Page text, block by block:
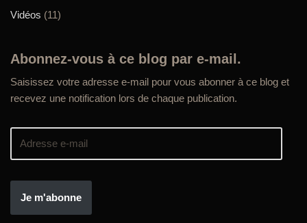
Vidéos (11)
Abonnez-vous à ce blog par e-mail.
Saisissez votre adresse e-mail pour vous abonner à ce blog et
recevez une notification lors de chaque publication.
Je m'abonne